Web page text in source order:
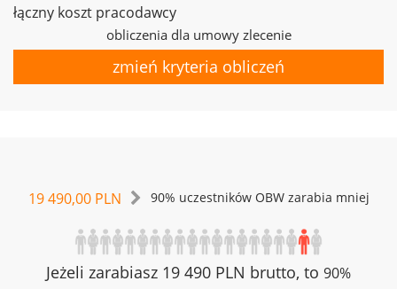
łączny koszt pracodawcy
obliczenia dla umowy zlecenie
zmień kryteria obliczeń
19 490,00 PLN 90% uczestników OBW zarabia mniej
Jeżeli zarabiasz 19 490 PLN brutto, to 90%